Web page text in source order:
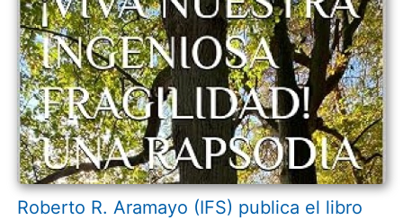
Roberto R. Aramayo (IFS) publica el libro